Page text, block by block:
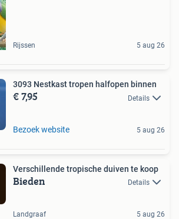
Rijssen 5 aug 26
3093 Nestkast tropen halfopen binnen
€ 7,95 Details
Bezoek website 5 aug 26
Verschillende tropische duiven te koop
Bieden Details
Landgraaf 5 aug 26